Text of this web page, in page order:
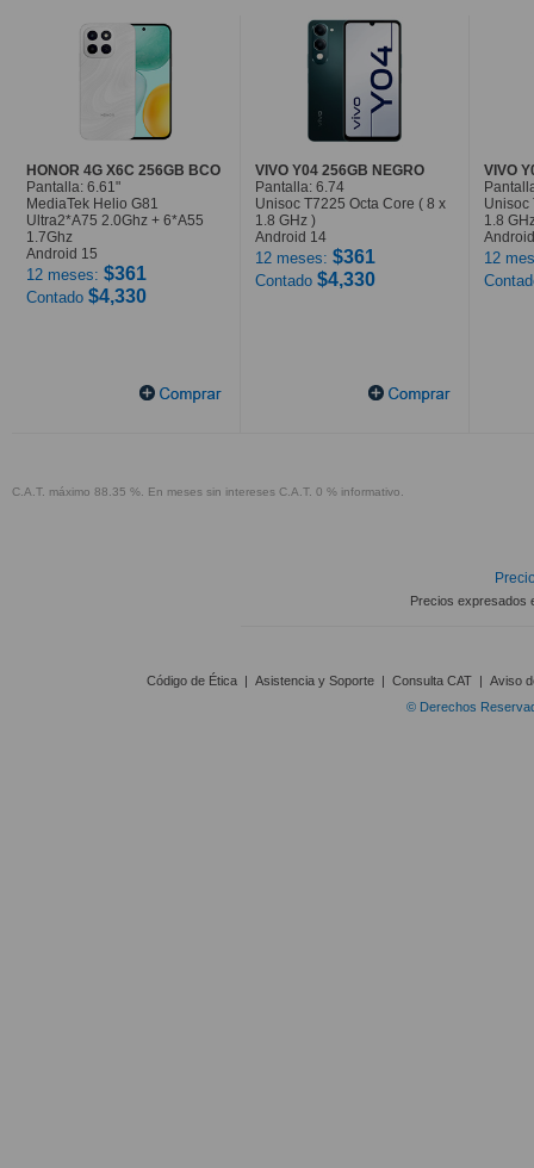
HONOR 4G X6C 256GB BCO
Pantalla: 6.61"
MediaTek Helio G81
Ultra2*A75 2.0Ghz + 6*A55
1.7Ghz
Android 15
12 meses: $361
Contado $4,330
VIVO Y04 256GB NEGRO
Pantalla: 6.74
Unisoc T7225 Octa Core ( 8 x
1.8 GHz )
Android 14
12 meses: $361
Contado $4,330
VIVO
Unisoc
1.8
12
C.A.T. máximo 88.35 %. En meses sin intereses C.A.T. 0 % informativo.
Precios expresados
Código de Ética | Asistencia y Soporte | Consulta CAT | Aviso
© Derechos